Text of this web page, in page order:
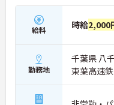
合わせた長期就業が実現
給料 時給2,000
勤務地
千葉県 八
東葉高速